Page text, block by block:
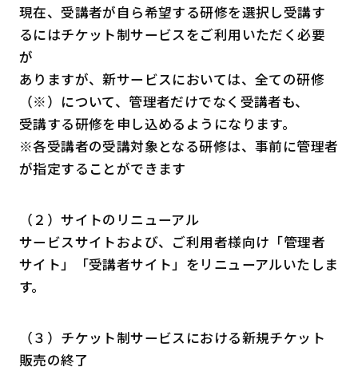
現在、受講者が自ら希望する研修を選択し受講す
るにはチケット制サービスをご利用いただく必要
が
ありますが、新サービスにおいては、全ての研修
（※）について、管理者だけでなく受講者も、
受講する研修を申し込めるようになります。
※各受講者の受講対象となる研修は、事前に管理者
が指定することができます
（２）サイトのリニューアル
サービスサイトおよび、ご利用者様向け「管理者
サイト」「受講者サイト」をリニューアルいたしま
す。
（３）チケット制サービスにおける新規チケット
販売の終了